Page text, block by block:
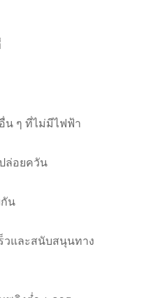
น ๆ ที่ไม่มีไฟฟ้า
ล่อยควัน
น
วและสนับสนุนทาง